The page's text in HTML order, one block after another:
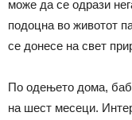
може да се одрази
подоцна во животот
се донесе на свет
По одењето дома,
на шест месеци.